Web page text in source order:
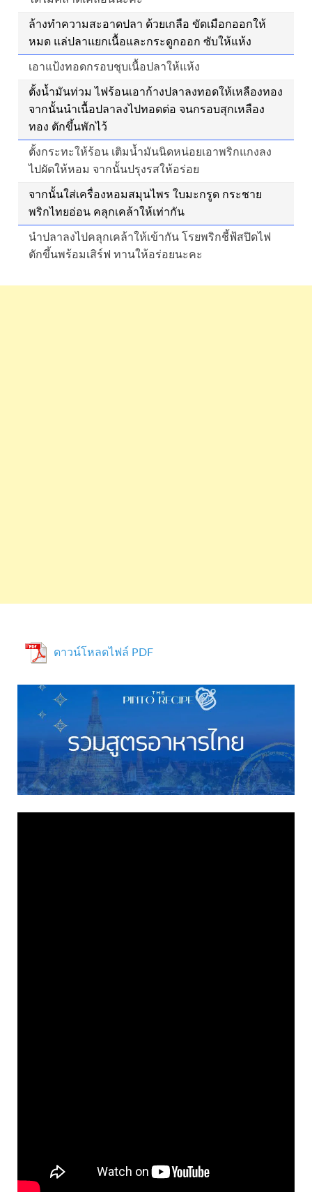
ล้างทำความสะอาดปลา ด้วยเกลือ ขัดเมือกออกให้
หมด แล่ปลาแยกเนื้อและกระดูกออก ซับให้แห้ง
เอาแป้งทอดกรอบชุบเนื้อปลาให้แห้ง
ตั้งน้ำมันท่วม ไฟร้อนเอาก้างปลาลงทอดให้เหลืองทอง
จากนั้นนำเนื้อปลาลงไปทอดต่อ จนกรอบสุกเหลือง
ทอง ตักขึ้นพักไว้
ตั้งกระทะให้ร้อน เติมน้ำมันนิดหน่อยเอาพริกแกงลง
ไปผัดให้หอม จากนั้นปรุงรสให้อร่อย
จากนั้นใส่เครื่องหอมสมุนไพร ใบมะกรูด กระชาย
พริกไทยอ่อน คลุกเคล้าให้เท่ากัน
นำปลาลงไปคลุกเคล้าให้เข้ากัน โรยพริกชี้ฟ้สปิดไฟ
ตักขึ้นพร้อมเสิร์ฟ ทานให้อร่อยนะคะ
ดาวน์โหลดไฟล์ PDF